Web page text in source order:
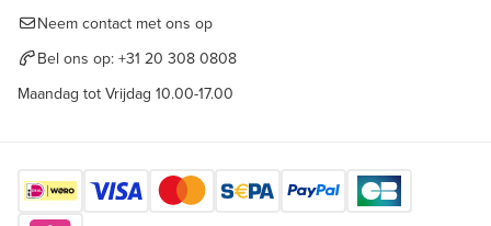
Neem contact met ons op
Bel ons op: +31 20 308 0808
Maandag tot Vrijdag 10.00-17.00